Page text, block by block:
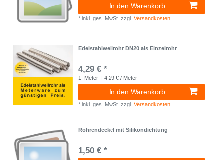
In den Warenkorb
*inkl. ges. MwSt. zzgl.Versandkosten
Edelstahlwellrohr DN20 als Einzelrohr
4,29 € *
1 Meter | 4,29 € / Meter
In den Warenkorb
*inkl. ges. MwSt. zzgl.Versandkosten
Röhrendeckel mit Silikondichtung
1,50 € *